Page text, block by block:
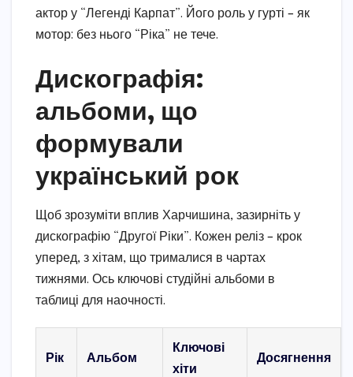
актор у “Легенді Карпат”. Його роль у гурті – як
мотор: без нього “Ріка” не тече.
Дискографія:
альбоми, що
формували
український рок
Щоб зрозуміти вплив Харчишина, зазирніть у
дискографію “Другої Ріки”. Кожен реліз – крок
уперед, з хітам, що трималися в чартах
тижнями. Ось ключові студійні альбоми в
таблиці для наочності.
Рік Альбом
Ключові
хіти
Досягнення